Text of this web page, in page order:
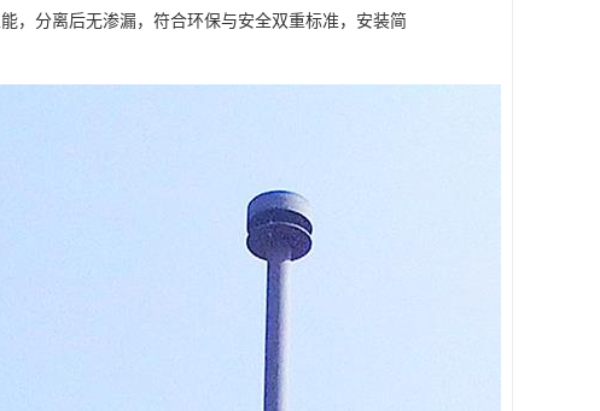
，分离后无渗漏，符合环保与安全双重标准，安装简